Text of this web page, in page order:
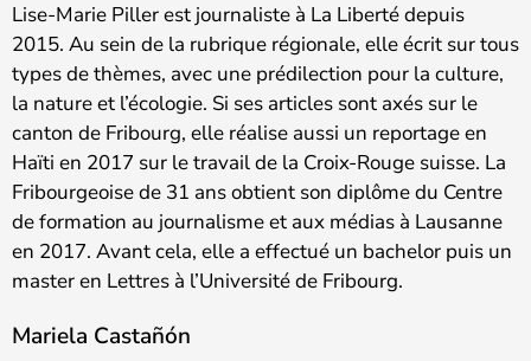
Lise-Marie Piller est journaliste à La Liberté depuis
2015. Au sein de la rubrique régionale, elle écrit sur tous
types de thèmes, avec une prédilection pour la culture,
la nature et l’écologie. Si ses articles sont axés sur le
canton de Fribourg, elle réalise aussi un reportage en
Haïti en 2017 sur le travail de la Croix-Rouge suisse. La
Fribourgeoise de 31 ans obtient son diplôme du Centre
de formation au journalisme et aux médias à Lausanne
en 2017. Avant cela, elle a effectué un bachelor puis un
master en Lettres à l’Université de Fribourg.
Mariela Castañón